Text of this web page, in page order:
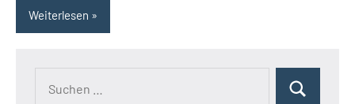
Weiterlesen
Suchen